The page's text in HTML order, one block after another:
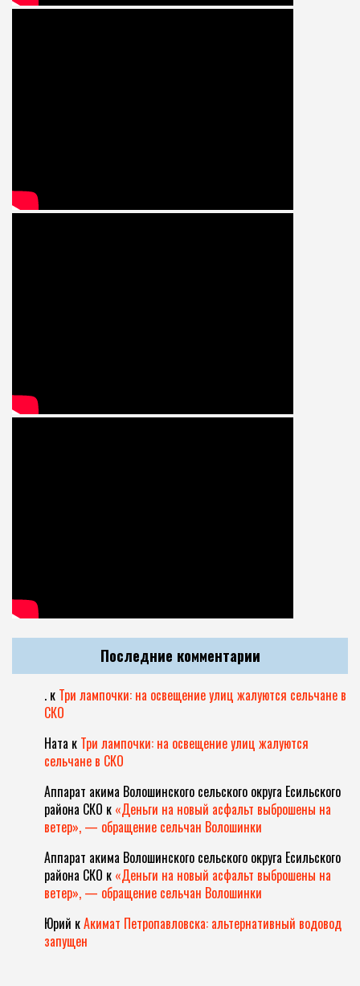
Последние комментарии
. к Три лампочки: на освещение улиц жалуются сельчане в
СКО
Ната к Три лампочки: на освещение улиц жалуются
сельчане в СКО
Аппарат акима Волошинского сельского округа Есильского
района СКО к «Деньги на новый асфальт выброшены на
ветер», — обращение сельчан Волошинки
Аппарат акима Волошинского сельского округа Есильского
района СКО к «Деньги на новый асфальт выброшены на
ветер», — обращение сельчан Волошинки
Юрий кАкимат Петропавловска: альтернативный водовод
запущен